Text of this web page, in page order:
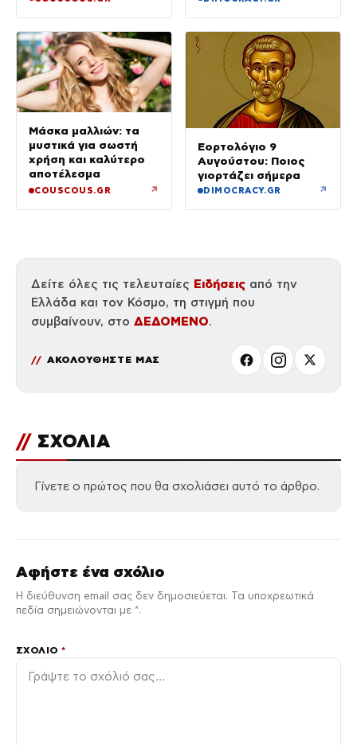
Μάσκα μαλλιών: τα
μυστικά για σωστή
χρήση και καλύτερο
αποτέλεσμα
COUSCOUS.GR ↗
Εορτολόγιο 9
Αυγούστου: Ποιος
γιορτάζει σήμερα
DIMOCRACY.GR ↗
Δείτε όλες τις τελευταίες Ειδήσεις από την
Ελλάδα και τον Κόσμο, τη στιγμή που
συμβαίνουν, στο ΔΕΔΟΜΕΝΟ.
ΑΚΟΛΟΥΘΗΣΤΕ ΜΑΣ
// ΣΧΟΛΙΑ
Γίνετε ο πρώτος που θα σχολιάσει αυτό το άρθρο.
Αφήστε ένα σχόλιο
Η διεύθυνση email σας δεν δημοσιεύεται. Τα υποχρεωτικά
πεδία σημειώνονται με *.
ΣΧΌΛΙΟ*